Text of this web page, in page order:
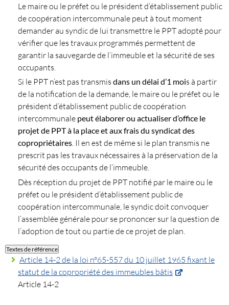
Le maire ou le préfet ou le président d’établissement public
de coopération intercommunale peut à tout moment
demander au syndic de lui transmettre le PPT adopté pour
vérifier que les travaux programmés permettent de
garantir la sauvegarde de l’immeuble et la sécurité de ses
occupants.
Si le PPT n’est pas transmis dans un délai d’1 mois à partir
de la notification de la demande, le maire ou le préfet ou le
président d’établissement public de coopération
intercommunale peut élaborer ou actualiser d’office le
projet de PPT à la place et aux frais du syndicat des
copropriétaires . Il en est de même si le plan transmis ne
prescrit pas les travaux nécessaires à la préservation de la
sécurité des occupants de l’immeuble.
Dès réception du projet de PPT notifié par le maire ou le
préfet ou le président d’établissement public de
coopération intercommunale, le syndic doit convoquer
l’assemblée générale pour se prononcer sur la question de
l’adoption de tout ou partie de ce projet de plan.
Textes de référence
Article 14-2 de la loi n°65-557 du 10 juillet 1965 fixant le
statut de la copropriété des immeubles bâtis
Article 14-2